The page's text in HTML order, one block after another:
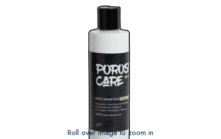
Roll over image to zoom in